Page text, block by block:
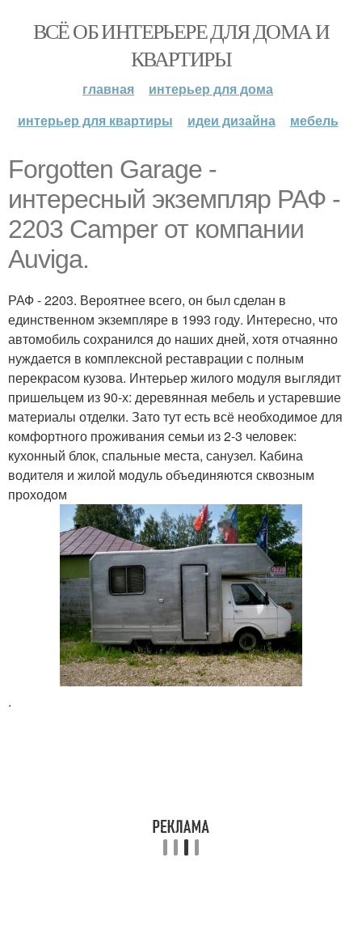
ВСЁ ОБ ИНТЕРЬЕРЕ ДЛЯ ДОМА И
КВАРТИРЫ
главная
интерьер для дома
интерьер для квартиры
идеи дизайна мебель
Forgotten Garage -
интересный экземпляр РАФ -
2203 Camper от компании
Auviga.
РАФ - 2203. Вероятнее всего, он был сделан в
единственном экземпляре в 1993 году. Интересно, что
автомобиль сохранился до наших дней, хотя отчаянно
нуждается в комплексной реставрации с полным
перекрасом кузова. Интерьер жилого модуля выглядит
пришельцем из 90-х: деревянная мебель и устаревшие
материалы отделки. Зато тут есть всё необходимое для
комфортного проживания семьи из 2-3 человек:
кухонный блок, спальные места, санузел. Кабина
водителя и жилой модуль объединяются сквозным
проходом
.